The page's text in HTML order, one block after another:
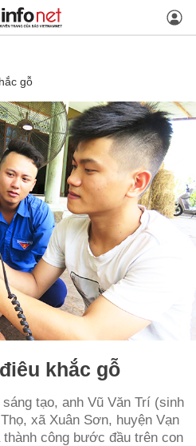
gỗ
khắc gỗ
tạo, anh Vũ Văn Trí (sinh
xã Xuân Sơn, huyện Vạn
công bước đầu trên con